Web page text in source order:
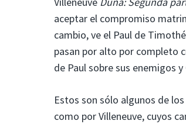
aceptar el compromiso
cambio, ve el Paul de
pasan por alto por completo
de Paul sobre sus enemigos
Estos son sólo algunos de
como por Villeneuve, cuyos